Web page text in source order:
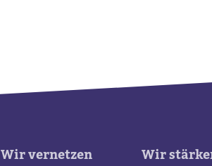
Wir vernetzen Wir